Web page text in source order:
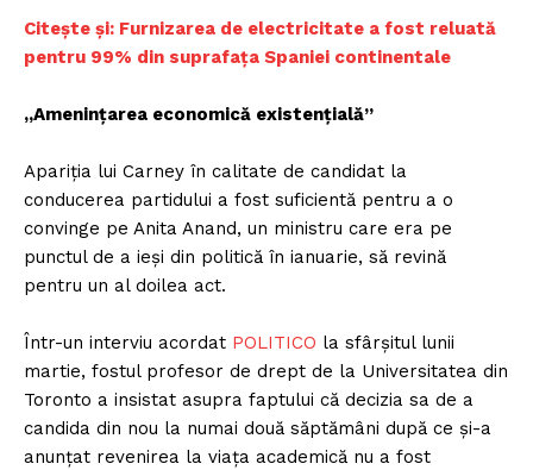
Citește și: Furnizarea de electricitate a fost reluată
pentru 99% din suprafața Spaniei continentale
„Amenințarea economică existențială”
Apariția lui Carney în calitate de candidat la
conducerea partidului a fost suficientă pentru a o
convinge pe Anita Anand, un ministru care era pe
punctul de a ieși din politică în ianuarie, să revină
pentru un al doilea act.
Într-un interviu acordat POLITICO la sfârșitul lunii
martie, fostul profesor de drept de la Universitatea din
Toronto a insistat asupra faptului că decizia sa de a
candida din nou la numai două săptămâni după ce și-a
anunțat revenirea la viața academică nu a fost